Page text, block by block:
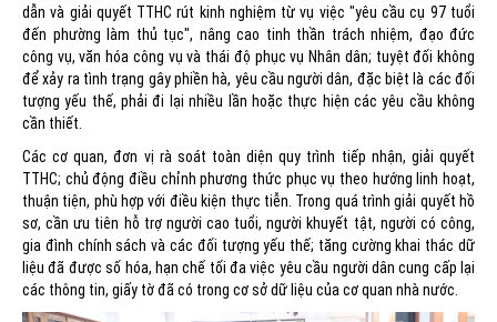
dẫn và giải quyết TTHC rút kinh nghiệm từ vụ việc "yêu cầu cụ 97 tuổi
đến phường làm thủ tục", nâng cao tinh thần trách nhiệm, đạo đức
công vụ, văn hóa công vụ và thái độ phục vụ Nhân dân; tuyệt đối không
để xảy ra tình trạng gây phiền hà, yêu cầu người dân, đặc biệt là các đối
tượng yếu thế, phải đi lại nhiều lần hoặc thực hiện các yêu cầu không
cần thiết.
Các cơ quan, đơn vị rà soát toàn diện quy trình tiếp nhận, giải quyết
TTHC; chủ động điều chỉnh phương thức phục vụ theo hướng linh hoạt,
thuận tiện, phù hợp với điều kiện thực tiễn. Trong quá trình giải quyết hồ
sơ, cần ưu tiên hỗ trợ người cao tuổi, người khuyết tật, người có công,
gia đình chính sách và các đối tượng yếu thế; tăng cường khai thác dữ
liệu đã được số hóa, hạn chế tối đa việc yêu cầu người dân cung cấp lại
các thông tin, giấy tờ đã có trong cơ sở dữ liệu của cơ quan nhà nước.